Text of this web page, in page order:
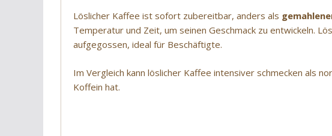
Löslicher Kaffee ist sofort zubereitbar, anders als
Temperatur und Zeit, um seinen Geschmack zu entwickeln.
aufgegossen, ideal für Beschäftigte.
Im Vergleich kann löslicher Kaffee intensiver schmecken als
Koffein hat.